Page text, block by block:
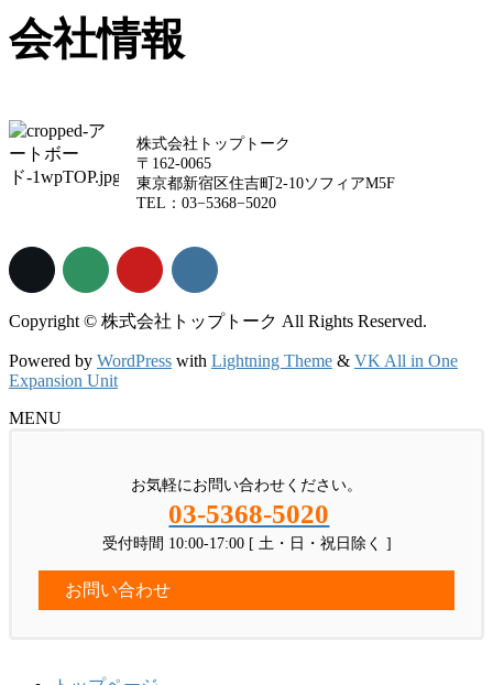
会社情報
株式会社トップトーク
〒162-0065
東京都新宿区住吉町2-10ソフィアM5F
TEL：03−5368−5020
Copyright © 株式会社トップトーク All Rights Reserved.
Powered by WordPress with Lightning Theme & VK All in One
Expansion Unit
MENU
お気軽にお問い合わせください。
03-5368-5020
受付時間 10:00-17:00 [ 土・日・祝日除く ]
お問い合わせ